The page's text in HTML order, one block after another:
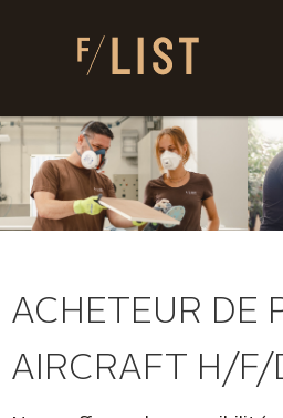
ACHETEUR DE
AIRCRAFT H/F/